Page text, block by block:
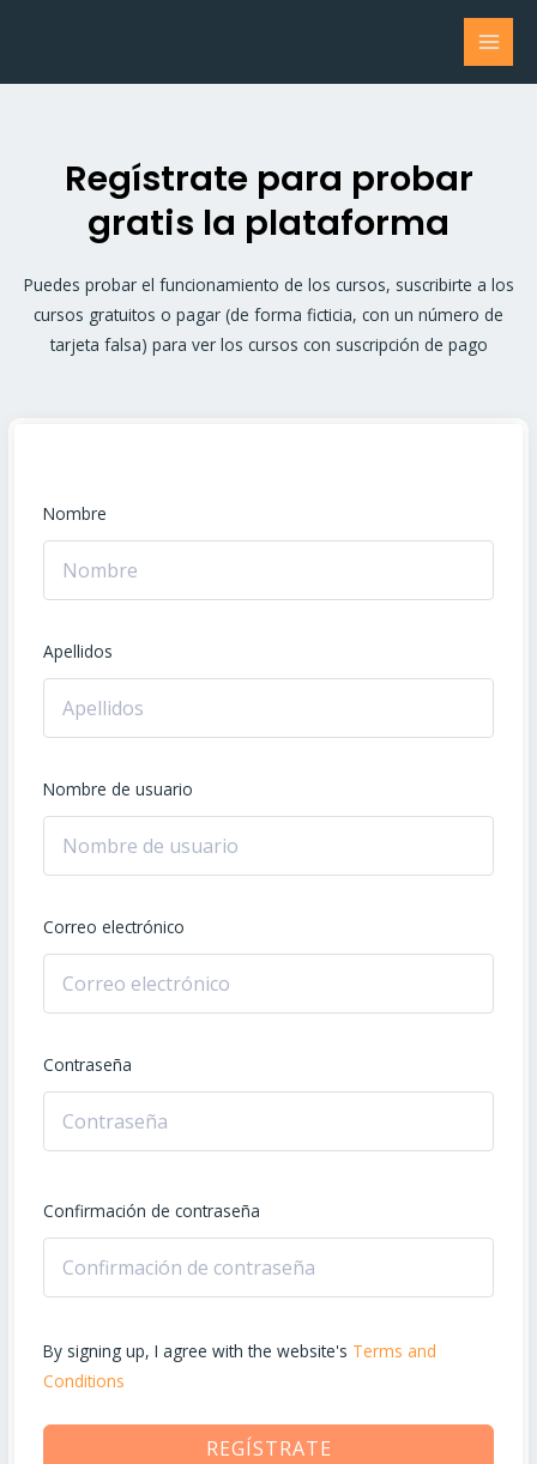
Regístrate para probar
gratis la plataforma
Puedes probar el funcionamiento de los cursos, suscribirte a los
cursos gratuitos o pagar (de forma ficticia, con un número de
tarjeta falsa) para ver los cursos con suscripción de pago
Nombre
Apellidos
Nombre de usuario
Correo electrónico
Contraseña
Confirmación de contraseña
By signing up, I agree with the website's Terms and
Conditions
REGÍSTRATE